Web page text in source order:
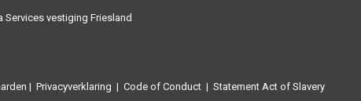
Services vestiging Friesland
| Privacyverklaring | Code of Conduct | Statement Act of Slavery